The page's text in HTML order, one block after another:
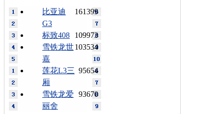
161399
比亚迪
G3
109973
标致408
103534
雪铁龙世
嘉
95654
莲花L3三
厢
93670
雪铁龙爱
丽舍